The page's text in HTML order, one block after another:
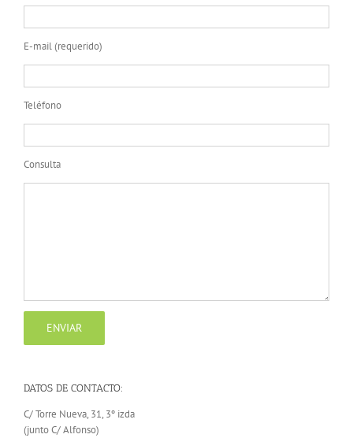
E-mail (requerido)
Teléfono
Consulta
DATOS DE CONTACTO:
C/ Torre Nueva, 31, 3º izda
(junto C/ Alfonso)